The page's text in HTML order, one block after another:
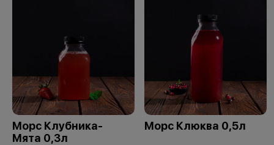
Морс Клубника-
Мята 0,3л
Морс Клюква 0,5л